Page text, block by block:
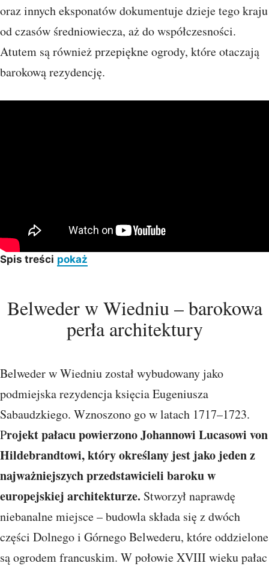
oraz innych eksponatów dokumentuje dzieje tego kraju
od czasów średniowiecza, aż do współczesności.
Atutem są również przepiękne ogrody, które otaczają
barokową rezydencję.
Spis treści pokaż
Belweder w Wiedniu – barokowa
perła architektury
Belweder w Wiedniu został wybudowany jako
podmiejska rezydencja księcia Eugeniusza
Sabaudzkiego. Wznoszono go w latach 1717–1723.
Projekt pałacu powierzono Johannowi Lucasowi von
Hildebrandtowi, który określany jest jako jeden z
najważniejszych przedstawicieli baroku w
europejskiej architekturze. Stworzył naprawdę
niebanalne miejsce – budowla składa się z dwóch
części Dolnego i Górnego Belwederu, które oddzielone
są ogrodem francuskim. W połowie XVIII wieku pałac